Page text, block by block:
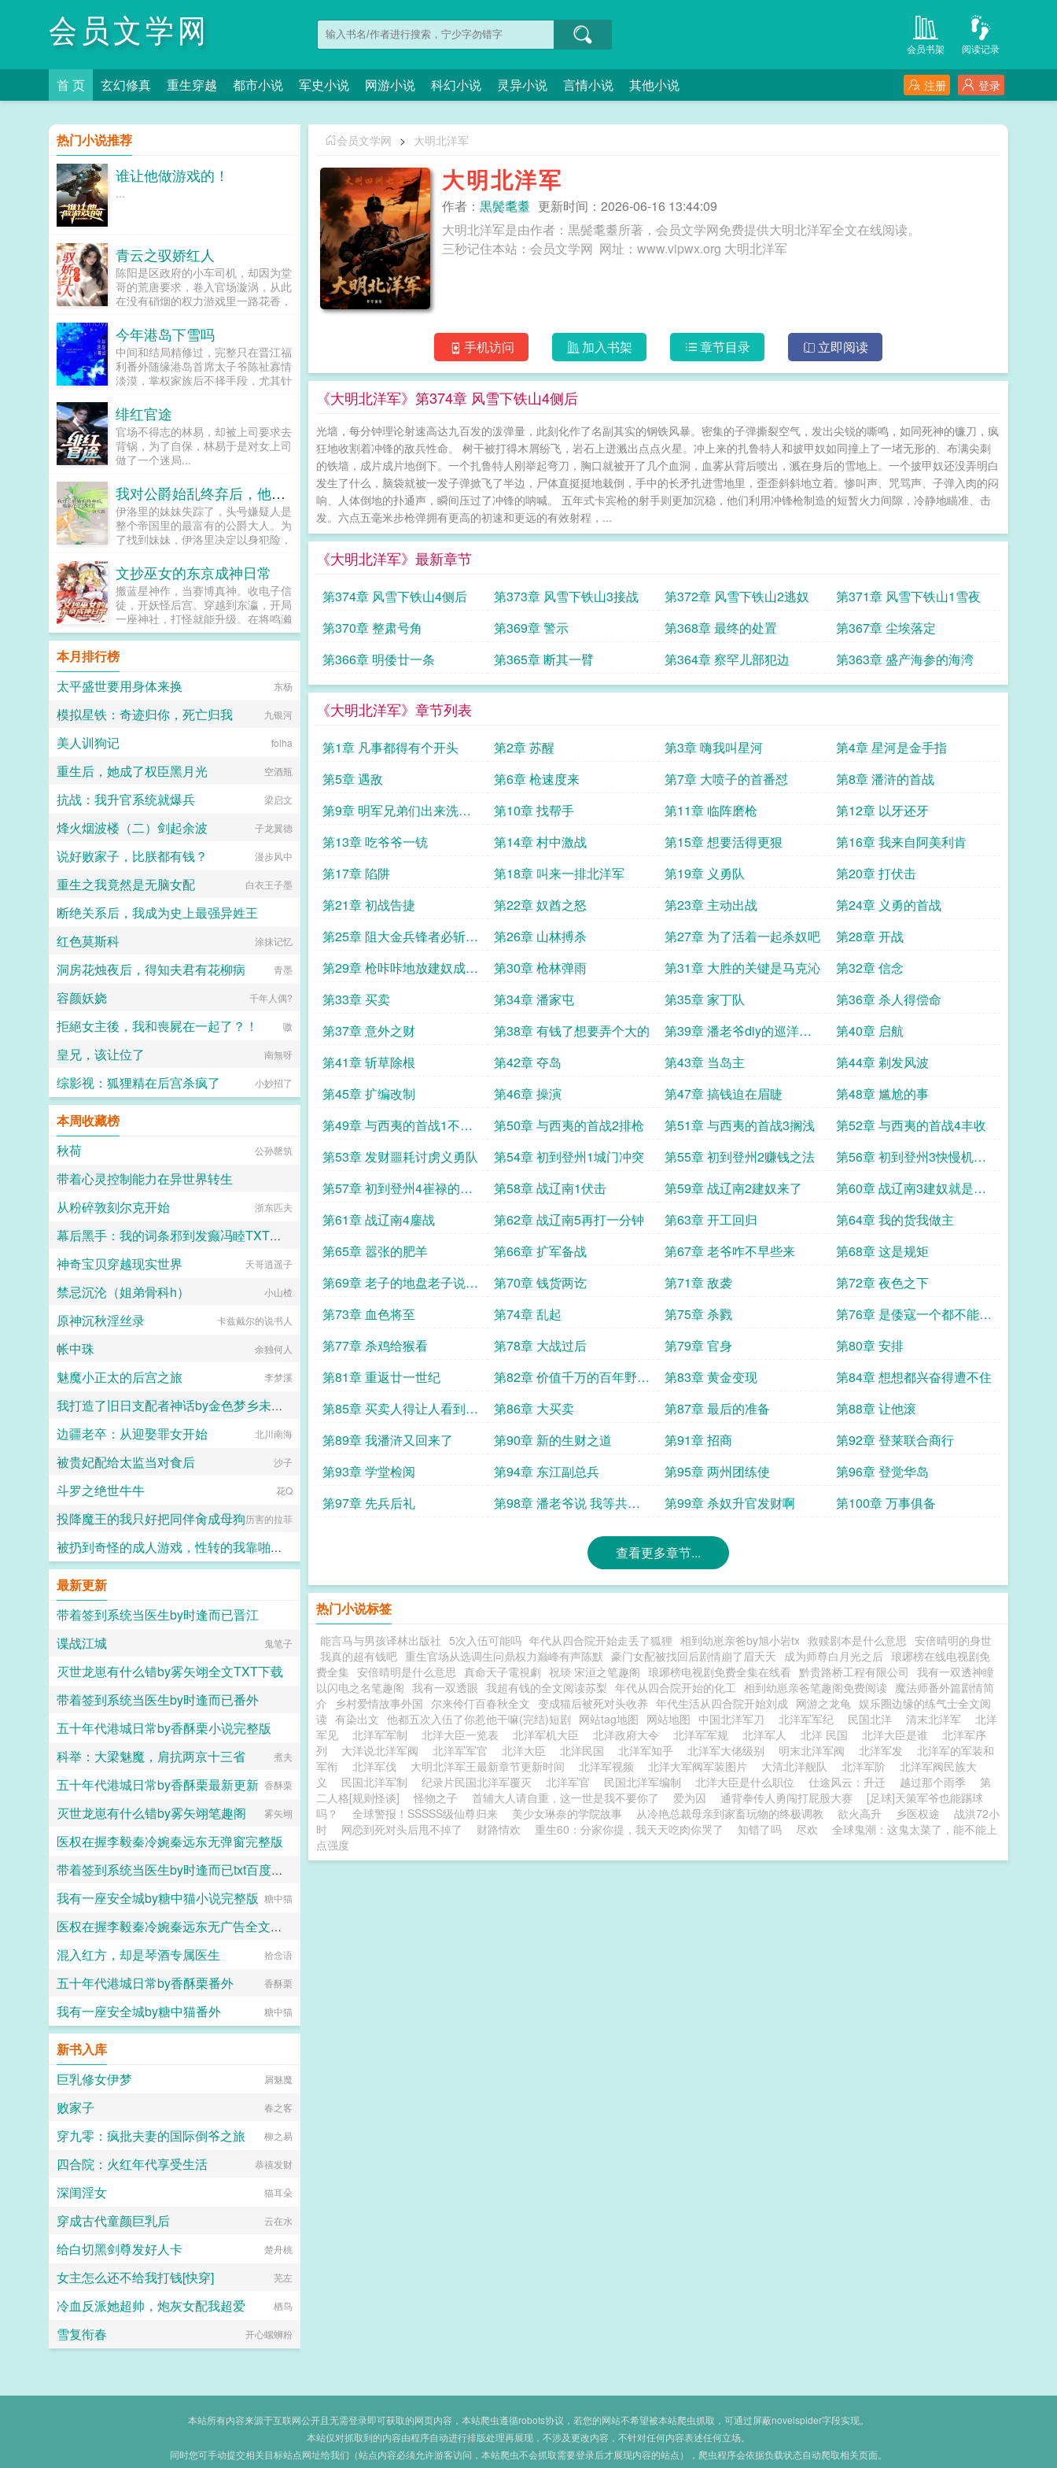
会员文学网 阅读记录
会员书架
首 页 玄幻修真 重生穿越 都市小说 军史小说 网游小说 科幻小说 灵异小说 言情小说 其他小说 登录
注册
会员文学网 > 大明北洋军
大明北洋军
作者： 黒鬓耄耋 更新时间：2026-06-16 13:44:09
大明北洋军是由作者：黒鬓耄耋所著，会员文学网免费提供大明北洋军全文在线阅读。
三秒记住本站：会员文学网 网址：www.vipwx.org 大明北洋军
手机访问 加入书架 章节目录 立即阅读
《大明北洋军》第374章 风雪下铁山4侧后
光墙，每分钟理论射速高达九百发的泼弹量，此刻化作了名副其实的钢铁风暴。密集的子弹撕裂空气，发出尖锐的嘶鸣，如同死神的镰刀，疯
狂地收割着冲锋的敌兵性命。 树干被打得木屑纷飞，岩石上迸溅出点点火星。冲上来的扎鲁特人和披甲奴如同撞上了一堵无形的、布满尖刺
的铁墙，成片成片地倒下。一个扎鲁特人刚举起弯刀，胸口就被开了几个血洞，血雾从背后喷出，溅在身后的雪地上。一个披甲奴还没弄明白
发生了什么，脑袋就被一发子弹掀飞了半边，尸体直挺挺地栽倒，手中的长矛扎进雪地里，歪歪斜斜地立着。惨叫声、咒骂声、子弹入肉的闷
响、人体倒地的扑通声，瞬间压过了冲锋的呐喊。 五年式卡宾枪的射手则更加沉稳，他们利用冲锋枪制造的短暂火力间隙，冷静地瞄准、击
发。六点五毫米步枪弹拥有更高的初速和更远的有效射程，...
《大明北洋军》最新章节
第374章 风雪下铁山4侧后 第373章 风雪下铁山3接战 第372章 风雪下铁山2逃奴
第371章 风雪下铁山1雪夜
第370章 整肃号角
第369章 警示 第368章 最终的处置
第367章 尘埃落定
第366章 明倭廿一条
第365章 断其一臂 第364章 察罕儿部犯边 第363章 盛产海参的海湾
《大明北洋军》章节列表
第1章 凡事都得有个开头 第2章 苏醒 第3章 嗨我叫星河
第4章 星河是金手指
第5章 遇敌
第6章 枪速度来 第7章 大喷子的首番怼
第8章 潘浒的首战
第9章 明军兄弟们出来洗地
啦
第10章 找帮手 第11章 临阵磨枪
第12章 以牙还牙
第13章 吃爷爷一铳
第14章 村中激战 第15章 想要活得更狠
第16章 我来自阿美利肯
第17章 陷阱
第18章 叫来一排北洋军 第19章 义勇队
第20章 打伏击
第21章 初战告捷
第22章 奴酋之怒 第23章 主动出战
第24章 义勇的首战
第25章 阻大金兵锋者必斩尽
杀绝
第26章 山林搏杀 第27章 为了活着一起杀奴吧
第28章 开战
第29章 枪咔咔地放建奴成片
地倒
第30章 枪林弹雨 第31章 大胜的关键是马克沁
第32章 信念
第33章 买卖
第34章 潘家屯 第35章 家丁队
第36章 杀人得偿命
第37章 意外之财
第38章 有钱了想要弄个大的
第39章 潘老爷diy的巡洋舰
名叫定远
第40章 启航
第41章 斩草除根
第42章 夺岛 第43章 当岛主
第44章 剃发风波
第45章 扩编改制
第46章 操演 第47章 搞钱迫在眉睫
第48章 尴尬的事
第49章 与西夷的首战1不请
自来的意外之客
第50章 与西夷的首战2排枪 第51章 与西夷的首战3搁浅
第52章 与西夷的首战4丰收
第53章 发财噩耗讨虏义勇队
第54章 初到登州1城门冲突 第55章 初到登州2赚钱之法
第56章 初到登州3快慢机与
马队的较量
第57章 初到登州4崔禄的首
战
第58章 战辽南1伏击 第59章 战辽南2建奴来了
第60章 战辽南3建奴就是磨
刀石
第61章 战辽南4鏖战 第62章 战辽南5再打一分钟 第63章 开工回归
第64章 我的货我做主
第65章 嚣张的肥羊
第66章 扩军备战 第67章 老爷咋不早些来
第68章 这是规矩
第69章 老子的地盘老子说了
算
第70章 钱货两讫 第71章 敌袭
第72章 夜色之下
第73章 血色将至
第74章 乱起 第75章 杀戮
第76章 是倭寇一个都不能放
过
第77章 杀鸡给猴看 第78章 大战过后 第79章 官身
第80章 安排
第81章 重返廿一世纪
第82章 价值千万的百年野山
参
第83章 黄金变现
第84章 想想都兴奋得遭不住
第85章 买卖人得让人看到有
钱样儿
第86章 大买卖 第87章 最后的准备
第88章 让他滚
第89章 我潘浒又回来了
第90章 新的生财之道 第91章 招商
第92章 登莱联合商行
第93章 学堂检阅
第94章 东江副总兵 第95章 两州团练使
第96章 登觉华岛
第97章 先兵后礼
第98章 潘老爷说 我等共击
第99章 杀奴升官发财啊 第100章 万事俱备
查看更多章节...
热门小说标签
能言马与男孩译林出版社 5次入伍可能吗 年代从四合院开始走丢了狐狸 相到幼崽亲爸by旭小岩tx 救赎剧本是什么意思 安倍晴明的身世
我真的超有钱吧 重生官场从选调生问鼎权力巅峰有声陈默 豪门女配被找回后剧情崩了眉夭夭 成为师尊白月光之后 琅琊榜在线电视剧免
费全集 安倍晴明是什么意思 真命天子電視劇 祝琰 宋洹之笔趣阁 琅琊榜电视剧免费全集在线看 黔贵路桥工程有限公司 我有一双透神瞳
以闪电之名笔趣阁 我有一双透眼 我超有钱的全文阅读苏梨 年代从四合院开始的化工 相到幼崽亲爸笔趣阁免费阅读 魔法师番外篇剧情简
介
乡村爱情故事外国 尔来伶仃百春秋全文 变成猫后被死对头收养 年代生活从四合院开始刘成 网游之龙龟 娱乐圈边缘的练气士全文阅
读 有染出文 他都五次入伍了你惹他干嘛(完结)短剧 网站tag地图 网站地图 中国北洋军刀 北洋军军纪 民国北洋 清末北洋军
北洋
军见
北洋军军制 北洋大臣一览表 北洋军机大臣 北洋政府大令 北洋军军规 北洋军人 北洋 民国 北洋大臣是谁
北洋军序
列
大洋说北洋军阀 北洋军军官 北洋大臣 北洋民国 北洋军知乎 北洋军大佬级别 明末北洋军阀 北洋军发
北洋军的军装和
军衔
北洋军伐 大明北洋军王最新章节更新时间 北洋军视频 北洋大军阀军装图片 大清北洋舰队 北洋军阶
北洋军阀民族大
义
民国北洋军制 纪录片民国北洋军覆灭 北洋军官 民国北洋军编制 北洋大臣是什么职位 仕途风云：升迁 越过那个雨季
第
二人格[规则怪谈]
怪物之子 首辅大人请自重，这一世是我不要你了 爱为囚 通背拳传人勇闯打屁股大赛
[足球]天策军爷也能踢球
吗？
全球警报！SSSSS级仙尊归来 美少女琳奈的学院故事 从冷艳总裁母亲到家畜玩物的终极调教 欲火高升 乡医权途
战洪72小
时
网恋到死对头后甩不掉了 财路情欢 重生60：分家你提，我天天吃肉你哭了 知错了吗 尽欢
全球鬼潮：这鬼太菜了，能不能上
点强度
热门小说推荐
谁让他做游戏的！
...
青云之驭娇红人
陈阳是区政府的小车司机，却因为堂
哥的荒唐要求，卷入官场漩涡，从此
在没有硝烟的权力游戏里一路花香，
今年港岛下雪吗
中间和结局精修过，完整只在晋江福
利番外随缘港岛首席太子爷陈祉寡情
淡漠，掌权家族后不择手段，尤其针
姻，璀璨奢靡晚会上，珠光宝气的大
小姐主动献殷勤。陈祉无动于衷，联
姻可以，但我不要这个。长指点向不
远处纤细身影我要那边那个躲起来的
小女儿。作为周家养女，南嘉打小受
他是她最好的哥哥，也是她最大的秘
密。可后来，他为了白月光把她送出
国。再后来，他送她去联姻。还是和
她最不对付的陈家太子爷。没有感情
人铁定离婚。直到某拍卖会。因一枚
阿盖尔粉钻，南嘉和周今川竞价。她
不想和他争，摆手放弃，眼看着他为
博白月光一笑拍走，陈祉忽然姗姗来
迟，以最高价一锤定音。太子爷拨弄
钻石，丢石子似的丢给南嘉，对周今
川轻嗤，就这玩意？太小，配不上我
们家公主。港媒哗然哇塞！圈内好
友？这叫没感情？南嘉一直以为，她
是陈祉恣意人生中一大败笔。多年
后，旧手机重见天日，陈祉的千条未
接来电接踵而至。两人杳无音信的昼
夜，生冷盲音一遍遍证实，她是他的
浓墨重彩。芭蕾美人vs嘴硬混球，男
暗恋，双处酸甜先婚后爱港圈拽爷的
暗恋日常。如果今年港岛下雪，你能
不能说一句爱我。总有一场相遇是久
旱逢甘霖vb晋江王三九，不定期更新
小剧场碎碎念蝴蝶系列文，儿子陈疏
见预收夜莺回信和陈疏的那夜错乱，
孟因总结七字天时地利人不和她当陈
疏是一场不可及的绮梦却不知离开
后，她夜夜入他梦中预收雾里吻一段
宫廷惊鸿舞突然在网络爆火，视频
里，纤细身段的美人长袖翩翩，玉色
酥腰，不染半分尘埃般的清丽绝美。
有人扒出其名云雾，舞蹈院毕业，用
不了多久就会去娱乐圈捞金。没多久
那人就被打脸，云雾出身百年世家，
压根不差钱，演戏只是爱好，妥妥养
闻不沾身，粉丝们迫切询问，仙女的
择偶标准是什么。得到答案是身高一
八八，八块腹肌，八点前回家。如大
海捞针，没人猜得出她说的是谁。作
为北城首席名流，盛屿年行事作风出
了名的冷厉无情，对献殷勤的女人，
更是漠然以对，友人戏称注孤生。然
公司旗下的一次盛典活动，作为领事
方的盛屿年需要提前离席，俊颜不动
声色，转动无名指上一枚婚戒，解释
我太太让我八点前回家。全场沸腾？
这是什么惊天大瓜。你两关系铁定不
一般。女方否认只想搞事业，勿
cue。结果没多久爆出一则视频，只
见停车场里，云美人喝得小醉，满脸
酡红，小考拉似的抱紧跟前男人，要
着什么东西。盛屿年耐心轻哄乖，回
家给你。粉丝？？？给什么？嗦清
楚！又不差这点流量！只想搞事业男
人也算事业先婚后爱双处双初...
绯红官途
官场不得志的林易，却被上司要求去
背锅，为了自保，林易于是对女上司
做了一个迷局...
我对公爵始乱终弃后，他黑化了[西幻]
伊洛里的妹妹失踪了，头号嫌疑人是
整个帝国里的最富有的公爵大人。为
了找到妹妹，伊洛里决定以身犯险，
情冷僻又阴沉的公爵大人。一开始，
伊洛里以为公爵冷酷无情，对任何平
民都蔑视又残忍，于是他步步为谋，
在工作上，积极投喂公爵的两个小外
甥打好关系在交友上，积极交往公爵
身边人套情报，包括但不限于公爵喜
欢吃什么做什么每天干什么在生活
上，积极找机会跟公爵接触，送花送
药送怀抱。各方打点好，只等一天探
听到妹妹消息，救走妹妹就立马走
人。但后来，伊洛里发现公爵不阴沉
冷漠，而是傲娇又闷骚，更糟糕的
是，伊洛里发现自己接近公爵的方向
似乎出了一点差错，他本想挖掘公爵
的秘密，却莫名其妙地敲开了对方的
心门。伊洛里公爵大人，我想问一下
公爵喜欢我。伊洛里不是，我公爵房
间号，我的。（递出纸条）伊洛里我
不要这公爵还想要结婚，这么贪心？
伊洛里我完全不想跟你结婚。公爵不
可能，我这么有钱。伊洛里→→...
文抄巫女的东京成神日常
搬蓝星神作，当赛博真神。收电子信
徒，开妖怪后宫。穿越到东瀛，开局
一座神社，打怪就能升级。在将鸣濑
神社的神当作小怪干掉之后，系统居
然把鸣濑神判定成了我自己嘛，当神
就当神吧，你这没有信徒要怎么玩本
以为信徒缥缈，香火无望。机缘巧合
之下，神乐白羽却发现发布作品收获
我还抓鸡毛鬼啊？！抄之力三段，启
作品的同时不仅能赚钱，还能收获信
是，抄着抄着，神乐白羽发现，身边
灵，黑化精神病，甚至连吸血鬼都冒
口牙！ps灵异只是为了契合巫女身
主要目的为扩充后宫人设。...
本月排行榜
太平盛世要用身体来换
东杨
模拟星铁：奇迹归你，死亡归我 九银河
美人训狗记 folha
重生后，她成了权臣黑月光 空酒瓶
抗战：我升官系统就爆兵 梁启文
烽火烟波楼（二）剑起余波 子龙翼德
说好败家子，比朕都有钱？ 漫步风中
重生之我竟然是无脑女配 白衣王子墨
断绝关系后，我成为史上最强异姓王
孤独的小明
红色莫斯科 涂抹记忆
洞房花烛夜后，得知夫君有花柳病 青墨
容颜妖娆 千年人偶?
拒絕女主後，我和喪屍在一起了？！ 嗷
皇兄，该让位了 南無呀
综影视：狐狸精在后宫杀疯了 小妙招了
本周收藏榜
秋荷
公孙罄筑
带着心灵控制能力在异世界转生
Night_phantom
从粉碎敦刻尔克开始 浙东匹夫
幕后黑手：我的词条邪到发癫冯睦TXT最新列表
坟头老树
神奇宝贝穿越现实世界 天哥逍遥子
禁忌沉沦（姐弟骨科h） 小山楂
原神沉秋淫丝录 卡兹戴尔的说书人
帐中珠 余独何人
魅魔小正太的后宫之旅 李梦溪
我打造了旧日支配者神话by金色梦乡未删减版
金色梦乡
边疆老卒：从迎娶罪女开始 北川南海
被贵妃配给太监当对食后 沙子
斗罗之绝世牛牛 花Q
投降魔王的我只好把同伴肏成母狗历害的拉菲
被扔到奇怪的成人游戏，性转的我靠啪啪拯救世界！？
最新更新
带着签到系统当医生by时逢而已晋江
时逢而已
谍战江城 鬼笔子
灭世龙崽有什么错by雾矢翊全文TXT下载
带着签到系统当医生by时逢而已番外
时逢而已
五十年代港城日常by香酥栗小说完整版
香酥栗
科举：大梁魅魔，肩抗两京十三省 煮夫
五十年代港城日常by香酥栗最新更新 香酥栗
灭世龙崽有什么错by雾矢翊笔趣阁 雾矢翊
医权在握李毅秦冷婉秦远东无弹窗完整版
大头小树
带着签到系统当医生by时逢而已txt百度网盘
时逢而已
我有一座安全城by糖中猫小说完整版 糖中猫
医权在握李毅秦冷婉秦远东无广告全文大结局
大头小树
混入红方，却是琴酒专属医生 拾念语
五十年代港城日常by香酥栗番外 香酥栗
我有一座安全城by糖中猫番外 糖中猫
新书入库
巨乳修女伊梦
屑魅魔
败家子 春之客
穿九零：疯批夫妻的国际倒爷之旅 柳之易
四合院：火红年代享受生活 恭禧发财
深闺淫女 猫耳朵
穿成古代童颜巨乳后 云在水
给白切黑剑尊发好人卡 楚舟桃
女主怎么还不给我打钱[快穿] 芜左
冷血反派她超帅，炮灰女配我超爱 栖鸟
雪复衔春 开心螺蛳粉
本站所有内容来源于互联网公开且无需登录即可获取的网页内容，本站爬虫遵循robots协议，若您的网站不希望被本站爬虫抓取，可通过屏蔽novelspider字段实现。
本站仅对抓取到的内容由程序自动进行排版处理再展现，不涉及更改内容，不针对任何内容表述任何立场。
同时您可手动提交相关目标站点网址给我们（站点内容必须允许游客访问，本站爬虫不会抓取需要登录后才展现内容的站点），爬虫程序会依据负载状态自动爬取相关页面。